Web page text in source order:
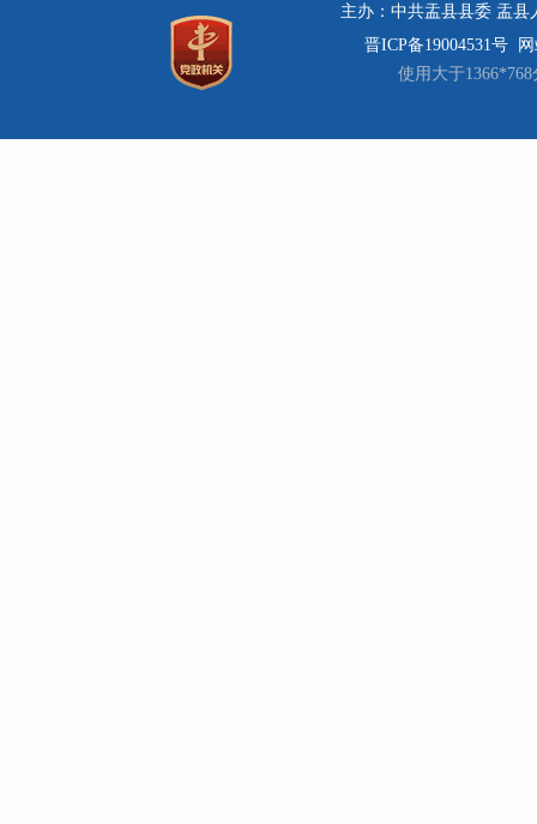
主办：中共盂县县委 盂县
晋ICP备19004531号
使用大于